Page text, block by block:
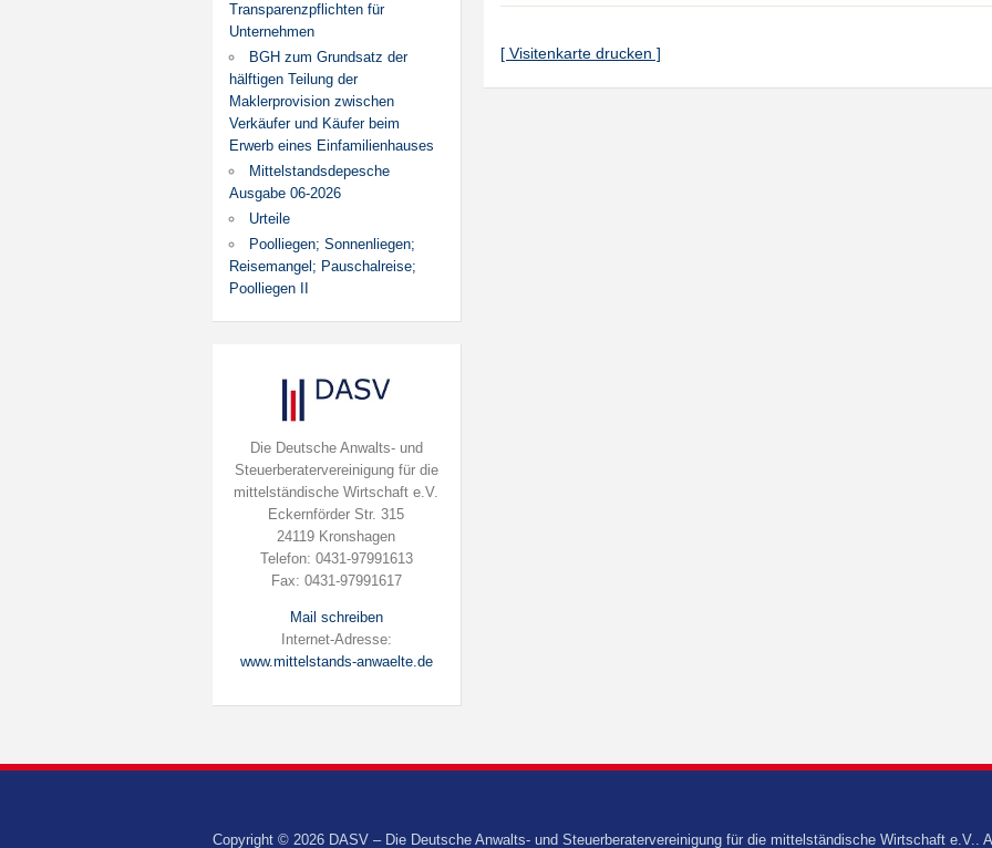
Transparenzpflichten für
Unternehmen
BGH zum Grundsatz der
hälftigen Teilung der
Maklerprovision zwischen
Verkäufer und Käufer beim
Erwerb eines Einfamilienhauses
Mittelstandsdepesche
Ausgabe 06-2026
Urteile
Poolliegen; Sonnenliegen;
Reisemangel; Pauschalreise;
Poolliegen II
Die Deutsche Anwalts- und
Steuerberatervereinigung für die
mittelständische Wirtschaft e.V.
Eckernförder Str. 315
24119 Kronshagen
Telefon: 0431-97991613
Fax: 0431-97991617
Mail schreiben
Internet-Adresse:
www.mittelstands-anwaelte.de
[ Visitenkarte drucken ]
Copyright © 2026 DASV – Die Deutsche Anwalts- und Steuerberatervereinigung für die mittelständische Wirtschaft e.V..